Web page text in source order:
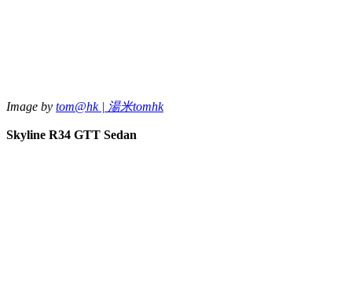
Image by tom@hk | 湯米tomhk
Skyline R34 GTT Sedan